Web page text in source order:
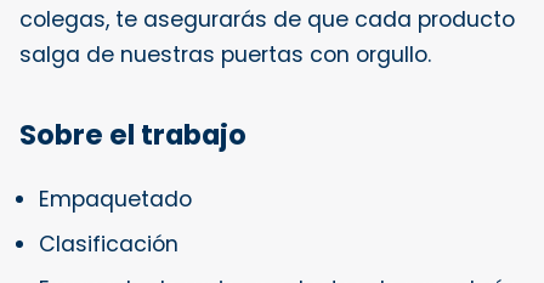
colegas, te asegurarás de que cada producto
salga de nuestras puertas con orgullo.
Sobre el trabajo
Empaquetado
Clasificación